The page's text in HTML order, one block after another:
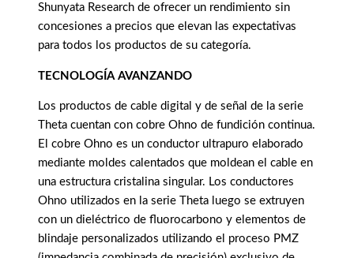
Shunyata Research de ofrecer un rendimiento sin
concesiones a precios que elevan las expectativas
para todos los productos de su categoría.
TECNOLOGÍA AVANZANDO
Los productos de cable digital y de señal de la serie
Theta cuentan con cobre Ohno de fundición continua.
El cobre Ohno es un conductor ultrapuro elaborado
mediante moldes calentados que moldean el cable en
una estructura cristalina singular. Los conductores
Ohno utilizados en la serie Theta luego se extruyen
con un dieléctrico de fluorocarbono y elementos de
blindaje personalizados utilizando el proceso PMZ